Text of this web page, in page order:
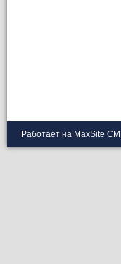
Работает на MaxSite